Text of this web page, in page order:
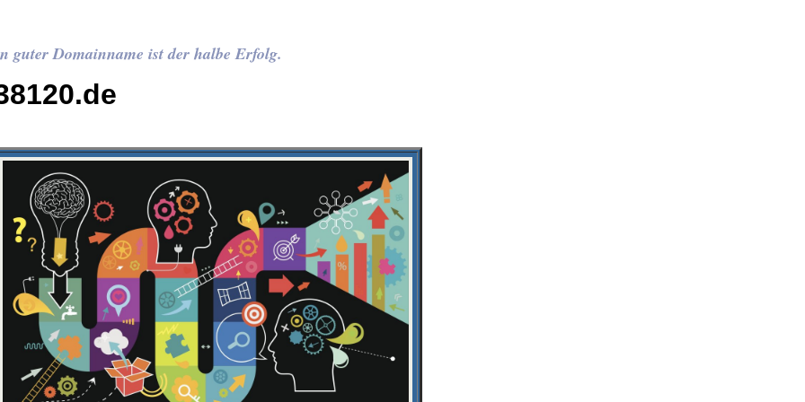
guter Domainname ist der halbe Erfolg.